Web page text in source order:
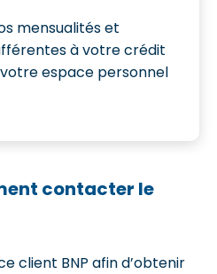
mensualités et
à votre crédit
espace personnel
contacter le
client BNP afin d’obtenir